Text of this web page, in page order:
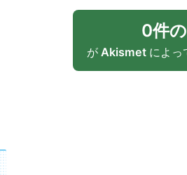
0件
が Akismetによっ